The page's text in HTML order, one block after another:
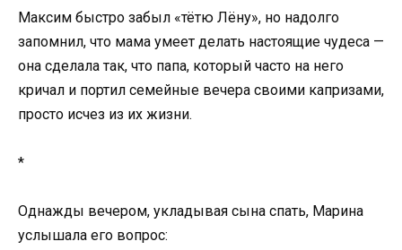
Максим быстро забыл «тётю Лёну», но надолго
запомнил, что мама умеет делать настоящие чудеса —
она сделала так, что папа, который часто на него
кричал и портил семейные вечера своими капризами,
просто исчез из их жизни.
*
Однажды вечером, укладывая сына спать, Марина
услышала его вопрос: